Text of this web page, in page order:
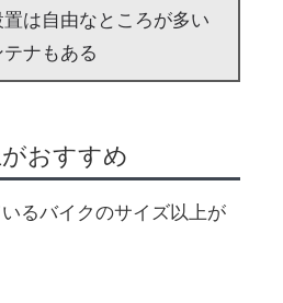
置は自由なところが多い
テナもある
おすすめ
るバイクのサイズ以上が